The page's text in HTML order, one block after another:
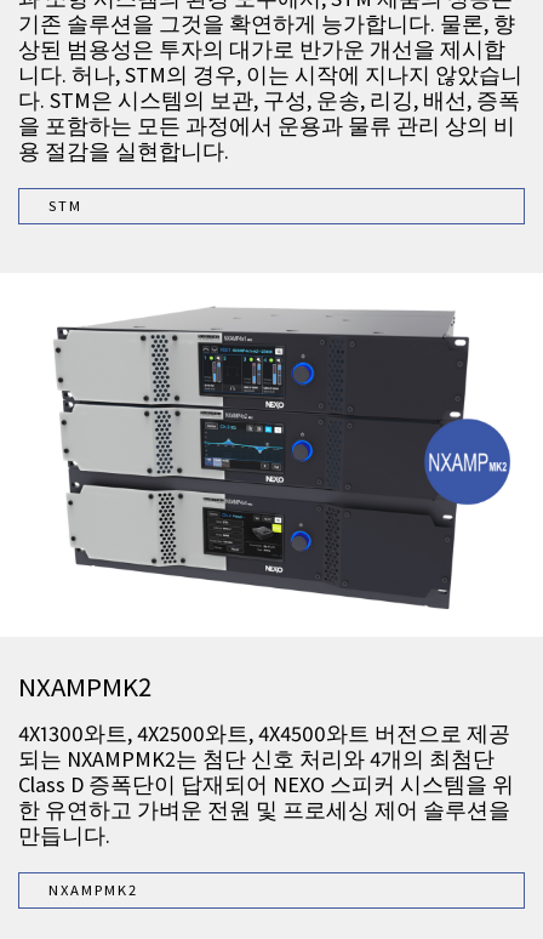
기존 솔루션을 그것을 확연하게 능가합니다. 물론, 향
상된 범용성은 투자의 대가로 반가운 개선을 제시합
니다. 허나, STM의 경우, 이는 시작에 지나지 않았습니
다. STM은 시스템의 보관, 구성, 운송, 리깅, 배선, 증폭
을 포함하는 모든 과정에서 운용과 물류 관리 상의 비
용 절감을 실현합니다.
STM
NXAMPMK2
4X1300와트, 4X2500와트, 4X4500와트 버전으로 제공
되는 NXAMPMK2는 첨단 신호 처리와 4개의 최첨단
Class D 증폭단이 답재되어 NEXO 스피커 시스템을 위
한 유연하고 가벼운 전원 및 프로세싱 제어 솔루션을
만듭니다.
NXAMPMK2